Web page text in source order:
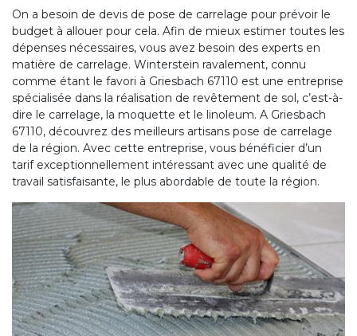
On a besoin de devis de pose de carrelage pour prévoir le
budget à allouer pour cela. Afin de mieux estimer toutes les
dépenses nécessaires, vous avez besoin des experts en
matière de carrelage. Winterstein ravalement, connu
comme étant le favori à Griesbach 67110 est une entreprise
spécialisée dans la réalisation de revêtement de sol, c’est-à-
dire le carrelage, la moquette et le linoleum. A Griesbach
67110, découvrez des meilleurs artisans pose de carrelage
de la région. Avec cette entreprise, vous bénéficier d’un
tarif exceptionnellement intéressant avec une qualité de
travail satisfaisante, le plus abordable de toute la région.